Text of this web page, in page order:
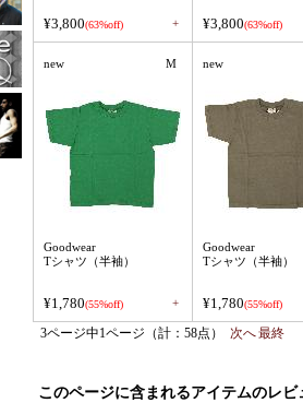
¥3,800(63%off) + ¥3,800(63%off)
new M
Goodwear
Tシャツ（半袖）
¥1,780(55%off) +
new
Goodwear
Tシャツ（半袖）
¥1,780(55%off)
3ページ中1ページ（計：58点） 次へ最終
このページに含まれるアイテムのレビ